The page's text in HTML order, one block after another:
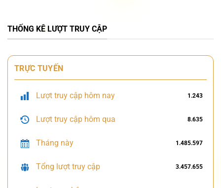
THỐNG KÊ LƯỢT TRUY CẬP
TRỰC TUYẾN
Lượt truy cập hôm nay 1.243
Lượt truy cập hôm qua 8.635
Tháng này 1.485.597
Tổng lượt truy cập 3.457.655